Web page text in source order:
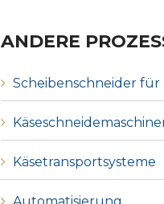
ANDERE
Scheibenschneider für
Käsetransportsysteme